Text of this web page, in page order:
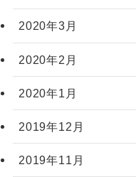
2020年3月
2020年2月
2020年1月
2019年12月
2019年11月